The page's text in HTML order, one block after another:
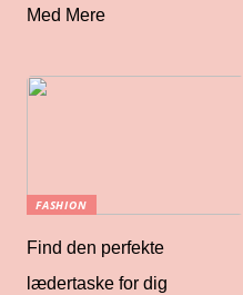
Med Mere
FASHION
Find den perfekte
lædertaske for dig